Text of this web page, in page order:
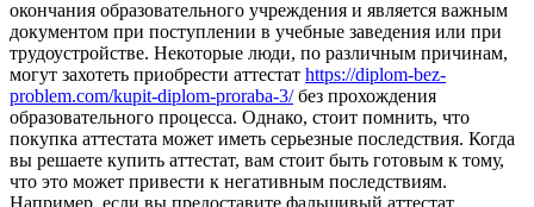
окончания образовательного учреждения и является важным
документом при поступлении в учебные заведения или при
трудоустройстве. Некоторые люди, по различным причинам,
могут захотеть приобрести аттестат https://diplom-bez-
problem.com/kupit-diplom-proraba-3/без прохождения
образовательного процесса. Однако, стоит помнить, что
покупка аттестата может иметь серьезные последствия. Когда
вы решаете купить аттестат, вам стоит быть готовым к тому,
что это может привести к негативным последствиям.